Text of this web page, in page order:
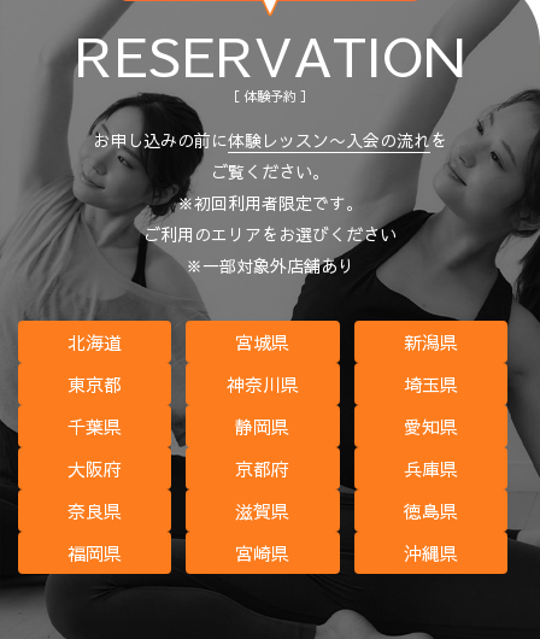
RESERVATION
［ 体験予約 ］
お申し込みの前に体験レッスン〜入会の流れを
ご覧ください。
※初回利用者限定です。
ご利用のエリアをお選びください
※一部対象外店舗あり
北海道 宮城県
新潟県
東京都
神奈川県
埼玉県
千葉県
静岡県
愛知県
大阪府
京都府
兵庫県
奈良県
滋賀県
徳島県
福岡県
宮崎県 沖縄県